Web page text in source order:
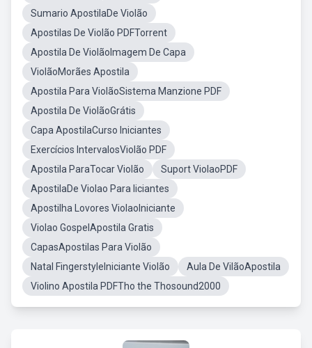
Sumario ApostilaDe Violão
Apostilas De Violão PDFTorrent
Apostila De ViolãoImagem De Capa
ViolãoMorães Apostila
Apostila Para ViolãoSistema Manzione PDF
Apostila De ViolãoGrátis
Capa ApostilaCurso Iniciantes
Exercícios IntervalosViolão PDF
Apostila ParaTocar Violão
Suport ViolaoPDF
ApostilaDe Violao Para Iiciantes
Apostilha Lovores ViolaoIniciante
Violao GospelApostila Gratis
CapasApostilas Para Violão
Natal FingerstyleIniciante Violão
Aula De VilãoApostila
Violino Apostila PDFTho the Thosound2000